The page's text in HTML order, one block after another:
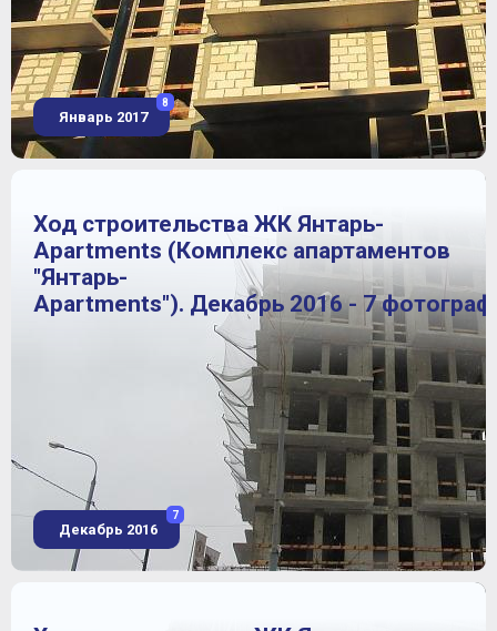
Январь 2017
8
Ход строительства ЖК Янтарь-
Apartments (Комплекс апартаментов
"Янтарь-
Apartments"). Декабрь 2016 - 7
Декабрь 2016
7